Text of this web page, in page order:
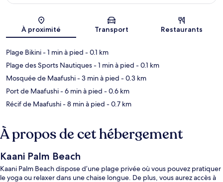
Carte
À proximité Transport Restaurants
Plage Bikini- 1 min à pied - 0.1 km
Plage des Sports Nautiques- 1 min à pied - 0.1 km
Mosquée de Maafushi- 3 min à pied - 0.3 km
Port de Maafushi- 6 min à pied - 0.6 km
Récif de Maafushi- 8 min à pied - 0.7 km
À propos de cet hébergement
Kaani Palm Beach
Kaani Palm Beach dispose d’une plage privée où vous pouvez pratiquer
le yoga ou relaxer dans une chaise longue. De plus, vous aurez accès à